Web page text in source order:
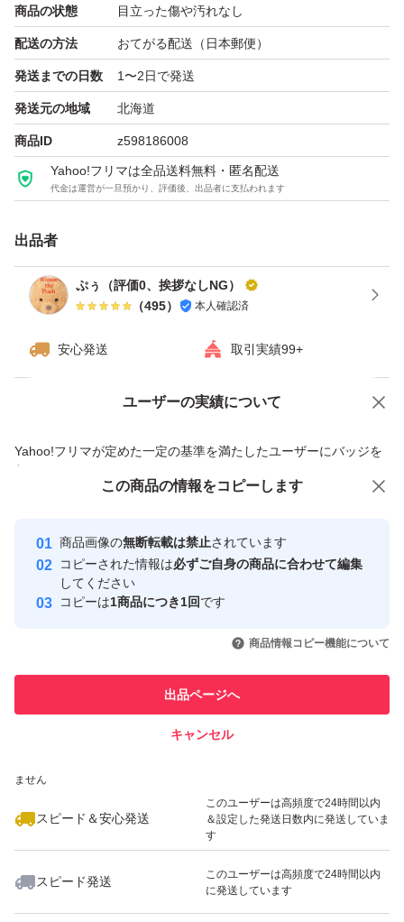
ンセルします。
受け取り評価までが顔の見えないお取り引きですので最後
まで宜しくお願い致しますm(_ _)m
商品の状態 目立った傷や汚れなし
配送の方法 おてがる配送（日本郵便）
発送までの日数 1〜2日で発送
発送元の地域 北海道
商品ID z598186008
Yahoo!フリマは全品送料無料・匿名配送
代金は運営が一旦預かり、評価後、出品者に支払われます
出品者
ぷぅ（評価0、挨拶なしNG）
（495） 本人確認済
安心発送 取引実績99+
ユーザーの実績について
Yahoo!フリマが定めた一定の基準を満たしたユーザーにバッジを
付与しています
安心取引出品者
心・安全なユーザーです
取引実績
引を完了させた実績があります
での取引実績があります
ません
スピード＆安心発送
このユーザーは高頻度で24時間以内
＆設定した発送日数内に発送していま
す
スピード発送
このユーザーは高頻度で24時間以内
に発送しています
価格の相談 商品への質問
この商品の情報をコピーします
商品画像の無断転載は禁止されています
コピーされた情報は必ずご自身の商品に合わせて編集
してください
コピーは1商品につき1回です
商品情報コピー機能について
出品ページへ
キャンセル
この商品をみている人にオススメ
いいね！
2,000